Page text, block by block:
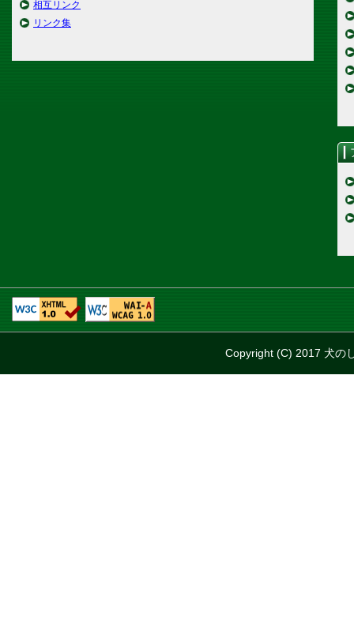
相互リンク
リンク集
Copyright (C) 2017 犬の